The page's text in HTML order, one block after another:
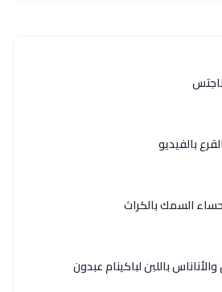
بالفيديو
السمك بالكراث
باللبن لباكينام عبدون